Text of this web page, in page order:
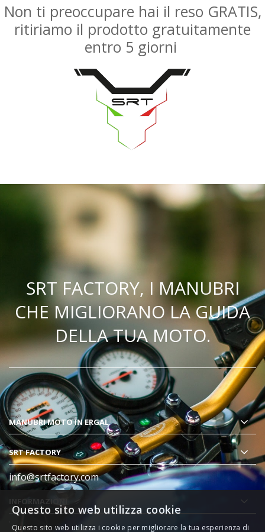
Non ti preoccupare hai il reso GRATIS,
ritiriamo il prodotto gratuitamente
entro 5 giorni
SRT FACTORY, I MANUBRI
CHE MIGLIORANO LA GUIDA
DELLA TUA MOTO.
MANUBRI MOTOIN ERGAL
SRT FACTORY
info@srtfactory.com
INFORMAZIONI
Questo sito web utilizza cookie
Questo sito web utilizza i cookie per migliorare la tua esperienza di